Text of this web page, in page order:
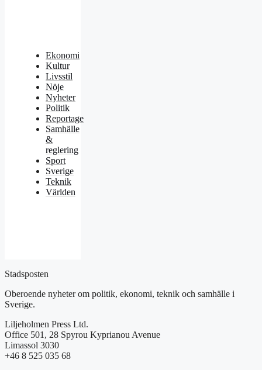
Ekonomi
Kultur
Livsstil
Nöje
Nyheter
Politik
Reportage
Samhälle
&
reglering
Sport
Sverige
Teknik
Världen
Stadsposten
Oberoende nyheter om politik, ekonomi, teknik och samhälle i
Sverige.
Liljeholmen Press Ltd.
Office 501, 28 Spyrou Kyprianou Avenue
Limassol 3030
+46 8 525 035 68